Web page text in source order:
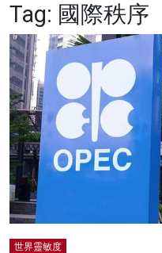
健康
商業
科技
影片
名家榜
灼見活動
Tag: 國際秩序
世界靈敏度